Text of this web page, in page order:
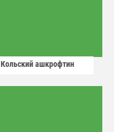
Кольский ашкрофтин